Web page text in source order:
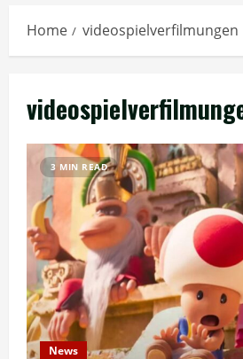
Home videospielverfilmungen
3 MIN READ
News